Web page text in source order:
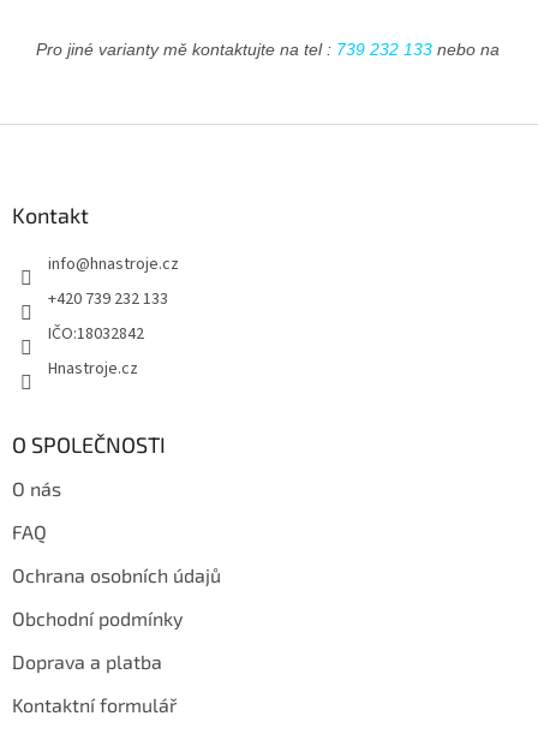
Pro jiné varianty mě kontaktujte na tel : 739 232 133 nebo na
Kontakt
info@hnastroje.cz
+420 739 232 133
IČO:18032842
Hnastroje.cz
O SPOLEČNOSTI
O nás
FAQ
Ochrana osobních údajů
Obchodní podmínky
Doprava a platba
Kontaktní formulář